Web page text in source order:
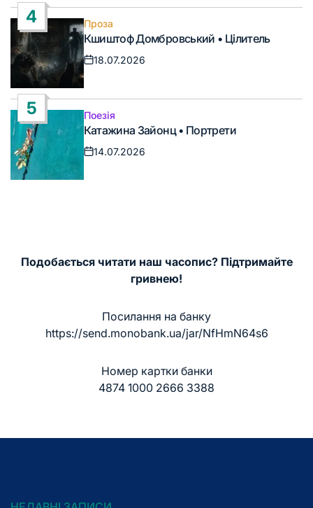
4
Опублікувати
у
Проза
Кшиштоф Домбровський • Цілитель
Дата
запису
18.07.2026
5
Опублікувати
у
Поезія
Катажина Зайонц • Портрети
Дата
14.07.2026
Подобається читати наш часопис? Підтримайте
гривнею!
Посилання на банку
https://send.monobank.ua/jar/NfHmN64s6
Номер картки банки
4874 1000 2666 3388